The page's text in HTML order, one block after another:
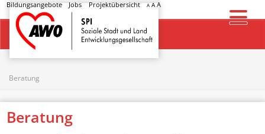
Bildungsangebote Jobs Projektübersicht A AA
Startseite
Beratung
Beratung